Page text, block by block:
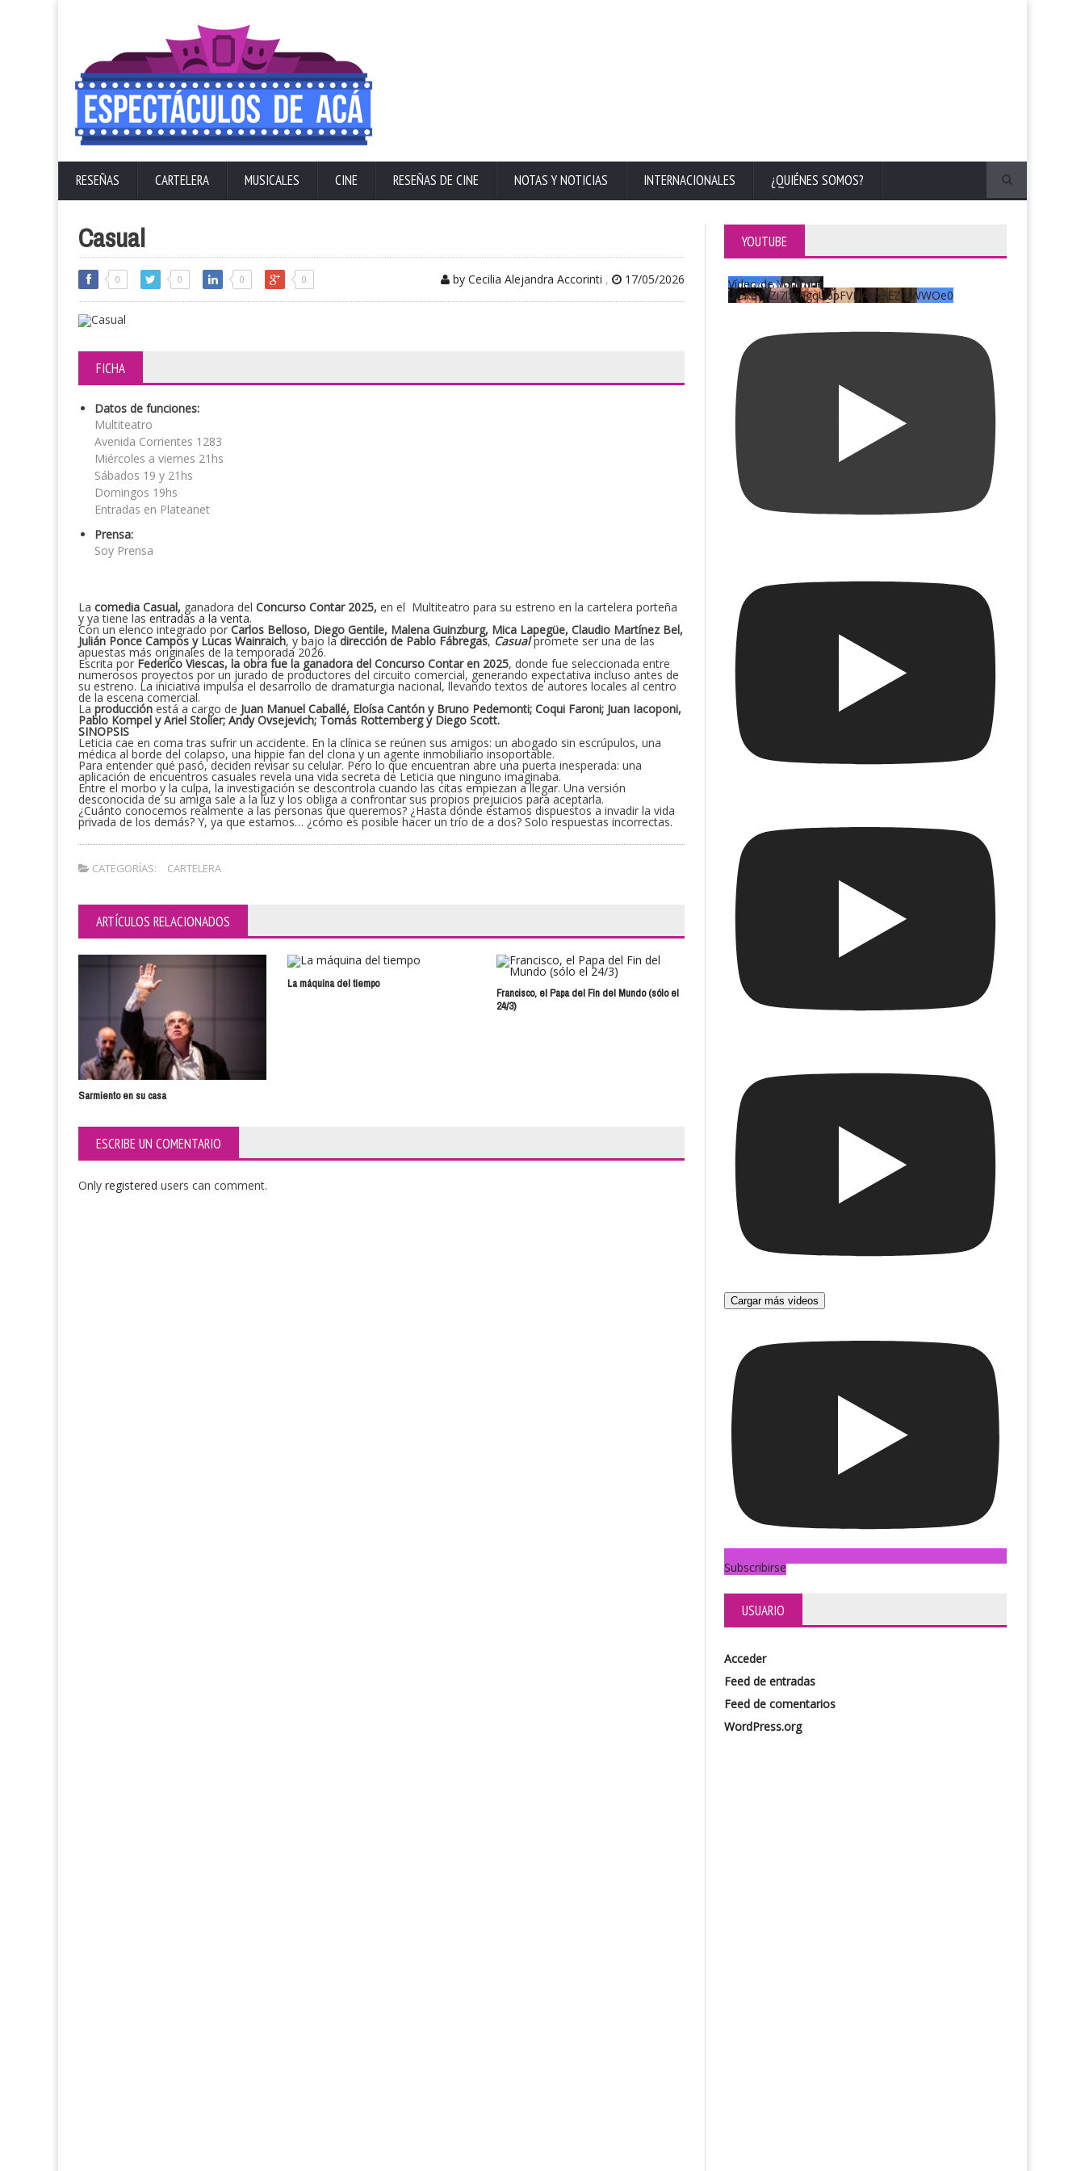
RESEÑAS CARTELERA MUSICALES CINE RESEÑAS DE CINE NOTAS Y NOTICIAS INTERNACIONALES ¿QUIÉNES SOMOS?
Casual
0 0 0 0 by Cecilia Alejandra Accorinti , 17/05/2026
FICHA
Datos de funciones:
Multiteatro
Avenida Corrientes 1283
Miércoles a viernes 21hs
Sábados 19 y 21hs
Domingos 19hs
Entradas en Plateanet
Prensa:
Soy Prensa
La comedia Casual, ganadora del Concurso Contar 2025, en el Multiteatro para su estreno en la cartelera porteña
y ya tiene las entradas a la venta.
Con un elenco integrado por Carlos Belloso, Diego Gentile, Malena Guinzburg, Mica Lapegüe, Claudio Martínez Bel,
Julián Ponce Campos y Lucas Wainraich, y bajo ladirección de Pablo Fábregas, Casual promete ser una de las
apuestas más originales de la temporada 2026.
Escrita por Federico Viescas, la obra fue la ganadora del Concurso Contar en 2025, donde fue seleccionada entre
numerosos proyectos por un jurado de productores del circuito comercial, generando expectativa incluso antes de
su estreno. La iniciativa impulsa el desarrollo de dramaturgia nacional, llevando textos de autores locales al centro
de la escena comercial.
La producción está a cargo de Juan Manuel Caballé, Eloísa Cantón y Bruno Pedemonti; Coqui Faroni; Juan Iacoponi,
Pablo Kompel y Ariel Stolier; Andy Ovsejevich; Tomás Rottemberg y Diego Scott.
SINOPSIS
Leticia cae en coma tras sufrir un accidente. En la clínica se reúnen sus amigos: un abogado sin escrúpulos, una
médica al borde del colapso, una hippie fan del clona y un agente inmobiliario insoportable.
Para entender qué pasó, deciden revisar su celular. Pero lo que encuentran abre una puerta inesperada: una
aplicación de encuentros casuales revela una vida secreta de Leticia que ninguno imaginaba.
Entre el morbo y la culpa, la investigación se descontrola cuando las citas empiezan a llegar. Una versión
desconocida de su amiga sale a la luz y los obliga a confrontar sus propios prejuicios para aceptarla.
¿Cuánto conocemos realmente a las personas que queremos? ¿Hasta dónde estamos dispuestos a invadir la vida
privada de los demás? Y, ya que estamos… ¿cómo es posible hacer un trío de a dos? Solo respuestas incorrectas.
CATEGORÍAS: CARTELERA
ARTÍCULOS RELACIONADOS
Sarmiento en su casa
La máquina del tiempo
Francisco, el Papa del Fin del Mundo (sólo el
24/3)
Lenguajes del Adiós
ESCRIBE UN COMENTARIO
Only registered users can comment.
YOUTUBE
Vídeo de YouTube
UCKqYjiZi7lzy6gqU6pFVFiA_A3EZ9JWWOe0
Cargar más videos
Subscribirse
USUARIO
Acceder
Feed de entradas
Feed de comentarios
WordPress.org